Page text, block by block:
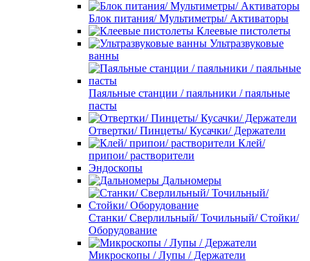
Блок питания/ Мультиметры/ Активаторы
Клеевые пистолеты
Ультразвуковые
ванны
Паяльные станции / паяльники / паяльные
пасты
Отвертки/ Пинцеты/ Кусачки/ Держатели
Клей/
припои/ растворители
Эндоскопы
Дальномеры
Станки/ Сверлильный/ Точильный/ Стойки/
Оборудование
Микроскопы / Лупы / Держатели